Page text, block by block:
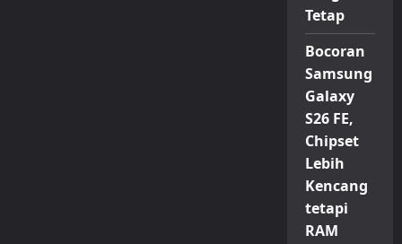
Tetap
Bocoran
Samsung
Galaxy
S26 FE,
Chipset
Lebih
Kencang
tetapi
RAM